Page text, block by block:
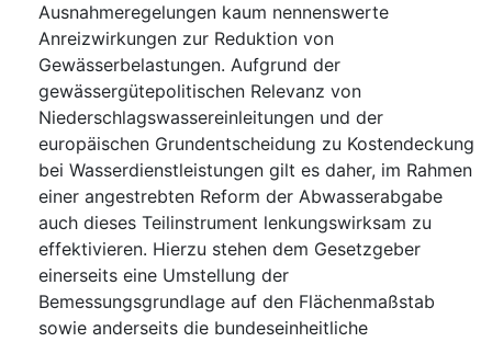
Ausnahmeregelungen kaum nennenswerte
Anreizwirkungen zur Reduktion von
Gewässerbelastungen. Aufgrund der
gewässergütepolitischen Relevanz von
Niederschlagswassereinleitungen und der
europäischen Grundentscheidung zu Kostendeckung
bei Wasserdienstleistungen gilt es daher, im Rahmen
einer angestrebten Reform der Abwasserabgabe
auch dieses Teilinstrument lenkungswirksam zu
effektivieren. Hierzu stehen dem Gesetzgeber
einerseits eine Umstellung der
Bemessungsgrundlage auf den Flächenmaßstab
sowie anderseits die bundeseinheitliche